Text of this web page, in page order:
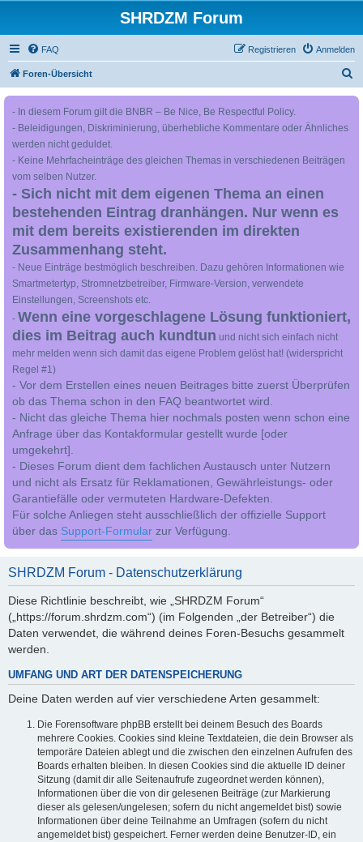
SHRDZM Forum
FAQ Anmelden
Registrieren
Foren-Übersicht
- In diesem Forum gilt die BNBR – Be Nice, Be Respectful Policy.
- Beleidigungen, Diskriminierung, überhebliche Kommentare oder Ähnliches
werden nicht geduldet.
- Keine Mehrfacheinträge des gleichen Themas in verschiedenen Beiträgen
vom selben Nutzer.
- Sich nicht mit dem eigenen Thema an einen
bestehenden Eintrag dranhängen. Nur wenn es
mit dem bereits existierenden im direkten
Zusammenhang steht.
- Neue Einträge bestmöglich beschreiben. Dazu gehören Informationen wie
Smartmetertyp, Stromnetzbetreiber, Firmware-Version, verwendete
Einstellungen, Screenshots etc.
- Wenn eine vorgeschlagene Lösung funktioniert,
dies im Beitrag auch kundtun und nicht sich einfach nicht
mehr melden wenn sich damit das eigene Problem gelöst hat! (widerspricht
Regel #1)
- Vor dem Erstellen eines neuen Beitrages bitte zuerst Überprüfen
ob das Thema schon in den FAQ beantwortet wird.
- Nicht das gleiche Thema hier nochmals posten wenn schon eine
Anfrage über das Kontakformular gestellt wurde [oder
umgekehrt].
- Dieses Forum dient dem fachlichen Austausch unter Nutzern
und nicht als Ersatz für Reklamationen, Gewährleistungs- oder
Garantiefälle oder vermuteten Hardware-Defekten.
Für solche Anliegen steht ausschließlich der offizielle Support
über das Support-Formular zur Verfügung.
SHRDZM Forum - Datenschutzerklärung
Diese Richtlinie beschreibt, wie „SHRDZM Forum“
(„https://forum.shrdzm.com“) (im Folgenden „der Betreiber“) die
Daten verwendet, die während deines Foren-Besuchs gesammelt
werden.
UMFANG UND ART DER DATENSPEICHERUNG
Deine Daten werden auf vier verschiedene Arten gesammelt:
Die Forensoftware phpBB erstellt bei deinem Besuch des Boards
mehrere Cookies. Cookies sind kleine Textdateien, die dein Browser als
temporäre Dateien ablegt und die zwischen den einzelnen Aufrufen des
Boards erhalten bleiben. In diesen Cookies sind die aktuelle ID deiner
Sitzung (damit dir alle Seitenaufrufe zugeordnet werden können),
Informationen über die von dir gelesenen Beiträge (zur Markierung
dieser als gelesen/ungelesen; sofern du nicht angemeldet bist) sowie
Informationen über deine Teilnahme an Umfragen (sofern du nicht
angemeldet bist) gespeichert. Ferner werden deine Benutzer-ID, ein